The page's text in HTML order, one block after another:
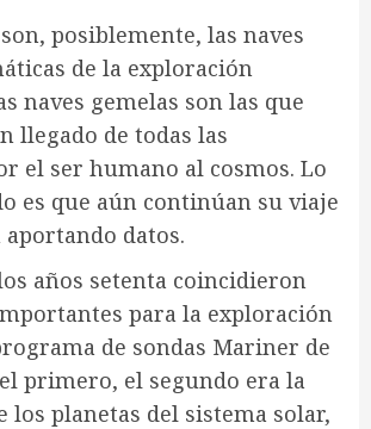
posiblemente, las naves
de la exploración
naves gemelas son las que
llegado de todas las
el ser humano al cosmos. Lo
es que aún continúan su viaje
datos.
años setenta coincidieron
para la exploración
de sondas Mariner de
primero, el segundo era la
los planetas del sistema solar,